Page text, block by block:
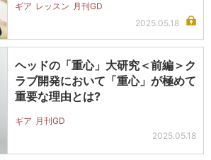
ギア レッスン 月刊GD
2025.05.18
ヘッドの「重心」大研究＜前編＞ク
ラブ開発において「重心」が極めて
重要な理由とは?
ギア 月刊GD
2025.05.18